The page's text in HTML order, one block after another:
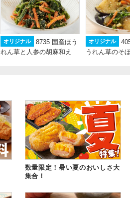
オリジナル
8735 国産ほう
れん草と人参の胡麻和え
オリジナル
うれん草のそ
数量限定！暑い夏のおいしさ大
集合！